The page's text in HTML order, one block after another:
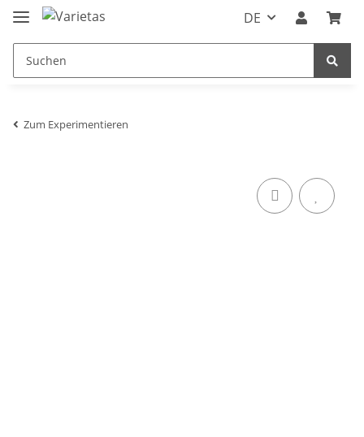
DE
Zum Experimentieren